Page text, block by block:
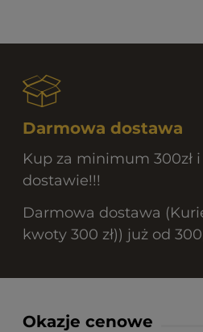
Darmowa dostawa
Kup za minimum 300zł i
dostawie!!!
Darmowa dostawa
kwoty 300 zł)) już od
Okazje cenowe